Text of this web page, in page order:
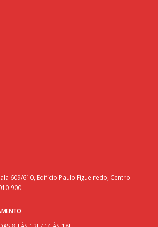
609/610, Edifício Paulo Figueiredo, Centro.
900